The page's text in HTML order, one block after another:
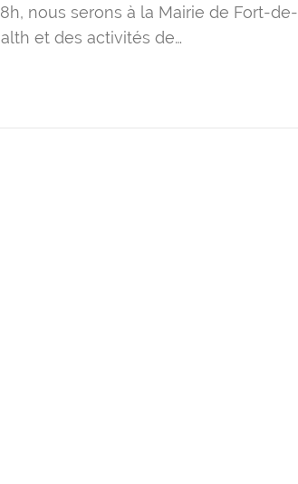
nous serons à la Mairie de Fort-de-
et des activités de…